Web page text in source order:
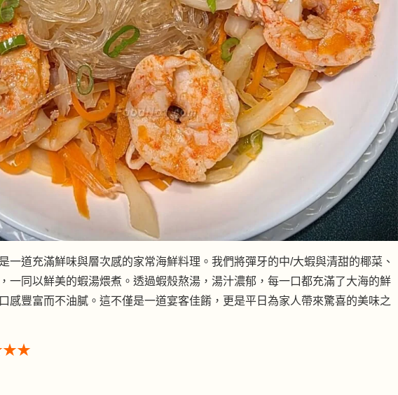
一道充滿鮮味與層次感的家常海鮮料理。我們將彈牙的中/大蝦與清甜的椰菜、
一同以鮮美的蝦湯煨煮。透過蝦殼熬湯，湯汁濃郁，每一口都充滿了大海的鮮
感豐富而不油膩。這不僅是一道宴客佳餚，更是平日為家人帶來驚喜的美味之